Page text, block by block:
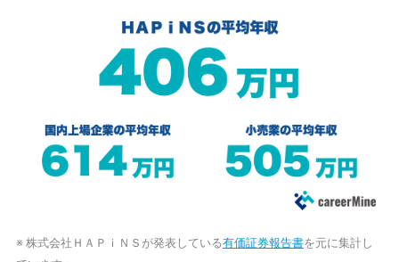
※ 株式会社ＨＡＰｉＮＳが発表している有価証券報告書を元に集計し